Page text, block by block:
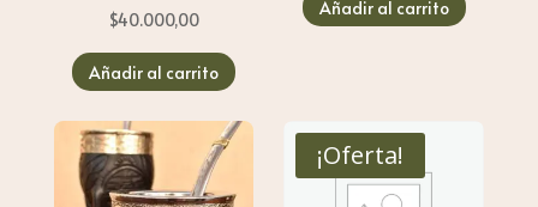
$40.000,00
Añadir al carrito
original
Añadir al carrito
¡Oferta!